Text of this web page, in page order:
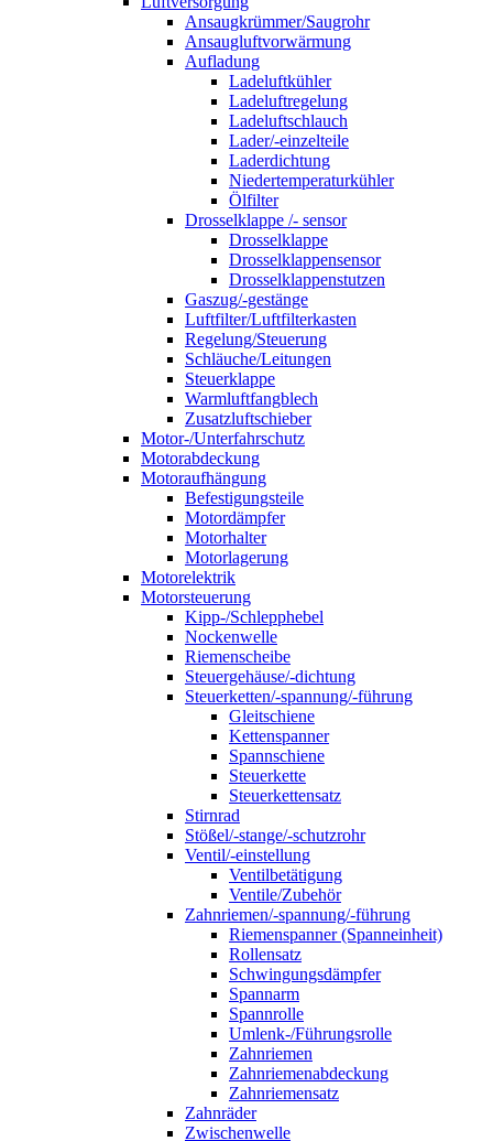
Ansaugkrümmer/Saugrohr
Ansaugluftvorwärmung
Aufladung
Ladeluftkühler
Ladeluftregelung
Ladeluftschlauch
Lader/-einzelteile
Laderdichtung
Niedertemperaturkühler
Ölfilter
Drosselklappe /- sensor
Drosselklappe
Drosselklappensensor
Drosselklappenstutzen
Gaszug/-gestänge
Luftfilter/Luftfilterkasten
Regelung/Steuerung
Schläuche/Leitungen
Steuerklappe
Warmluftfangblech
Zusatzluftschieber
Motor-/Unterfahrschutz
Motorabdeckung
Motoraufhängung
Befestigungsteile
Motordämpfer
Motorhalter
Motorlagerung
Motorelektrik
Motorsteuerung
Kipp-/Schlepphebel
Nockenwelle
Riemenscheibe
Steuergehäuse/-dichtung
Steuerketten/-spannung/-führung
Gleitschiene
Kettenspanner
Spannschiene
Steuerkette
Steuerkettensatz
Stirnrad
Stößel/-stange/-schutzrohr
Ventil/-einstellung
Ventilbetätigung
Ventile/Zubehör
Zahnriemen/-spannung/-führung
Riemenspanner (Spanneinheit)
Rollensatz
Schwingungsdämpfer
Spannarm
Spannrolle
Umlenk-/Führungsrolle
Zahnriemen
Zahnriemenabdeckung
Zahnriemensatz
Zahnräder
Zwischenwelle